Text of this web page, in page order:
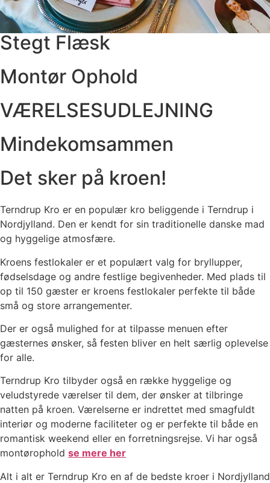
Stegt Flæsk
Montør Ophold
VÆRELSESUDLEJNING
Mindekomsammen
Det sker på kroen!
Terndrup Kro er en populær kro beliggende i Terndrup i
Nordjylland. Den er kendt for sin traditionelle danske mad
og hyggelige atmosfære.
Kroens festlokaler er et populært valg for bryllupper,
fødselsdage og andre festlige begivenheder. Med plads til
op til 150 gæster er kroens festlokaler perfekte til både
små og store arrangementer.
Der er også mulighed for at tilpasse menuen efter
gæsternes ønsker, så festen bliver en helt særlig oplevelse
for alle.
Terndrup Kro tilbyder også en række hyggelige og
veludstyrede værelser til dem, der ønsker at tilbringe
natten på kroen. Værelserne er indrettet med smagfuldt
interiør og moderne faciliteter og er perfekte til både en
romantisk weekend eller en forretningsrejse. Vi har også
montørophold se mere her
Alt i alt er Terndrup Kro en af de bedste kroer i Nordjylland